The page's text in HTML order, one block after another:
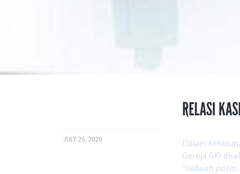
RELASI
JULY 25, 2020
Dalam
Gereja GKI
“sebuah